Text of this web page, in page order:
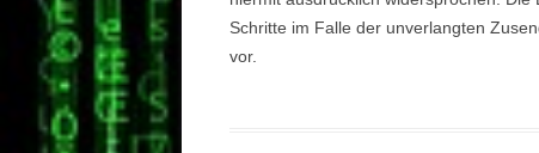
Schritte im Falle der unverlangten
vor.